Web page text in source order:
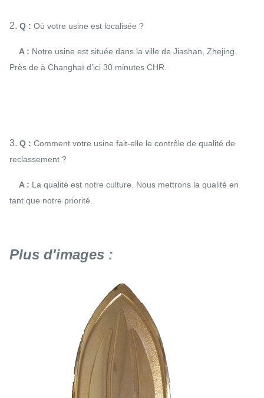
2. Q : Où votre usine est localisée ?
A : Notre usine est située dans la ville de Jiashan, Zhejing.
Près de à Changhaï d'ici 30 minutes CHR.
3. Q : Comment votre usine fait-elle le contrôle de qualité de
reclassement ?
A : La qualité est notre culture. Nous mettrons la qualité en
tant que notre priorité.
Plus d'images :